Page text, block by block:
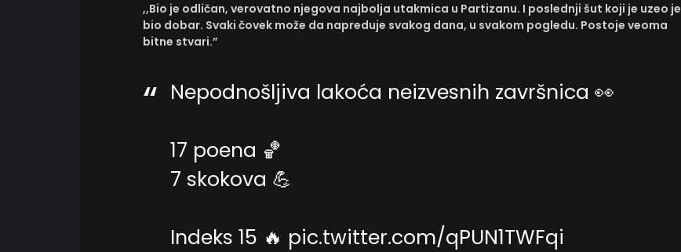
,,Bio je odličan, verovatno njegova najbolja utakmica u Partizanu. I poslednji šut koji je uzeo je
bio dobar. Svaki čovek može da napreduje svakog dana, u svakom pogledu. Postoje veoma
bitne stvari.”
Nepodnošljiva lakoća neizvesnih završnica 👀
17 poena 🏀
7 skokova 💪
Indeks 15 🔥 pic.twitter.com/qPUN1TWFqi